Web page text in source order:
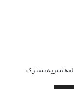
نشریه مشترک